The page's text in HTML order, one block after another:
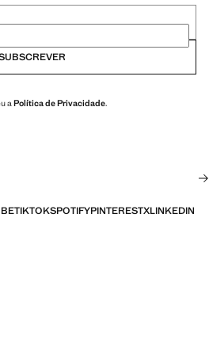
aPolítica de Privacidade.
TIKTOKSPOTIFYPINTERESTXLINKEDIN